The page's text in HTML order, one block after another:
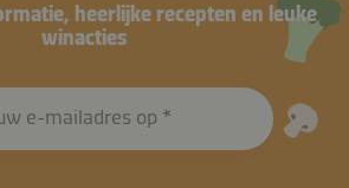
heerlijke recepten en leuke
winacties
e-mailadres op